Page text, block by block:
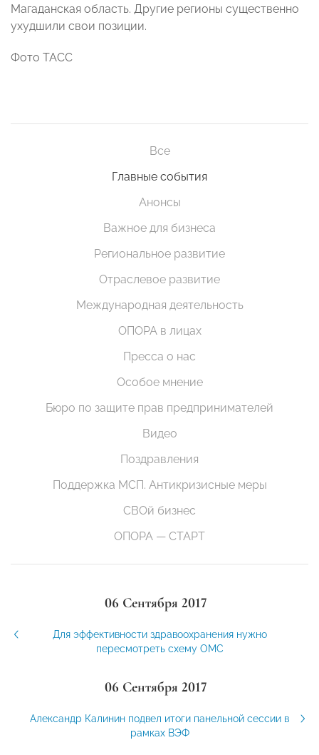
Магаданская область. Другие регионы существенно
ухудшили свои позиции.
Фото ТАСС
Все
Главные события
Анонсы
Важное для бизнеса
Региональное развитие
Отраслевое развитие
Международная деятельность
ОПОРА в лицах
Пресса о нас
Особое мнение
Бюро по защите прав предпринимателей
Видео
Поздравления
Поддержка МСП. Антикризисные меры
СВОй бизнес
ОПОРА — СТАРТ
06 Сентября 2017
Для эффективности здравоохранения нужно
пересмотреть схему ОМС
06 Сентября 2017
Александр Калинин подвел итоги панельной сессии в
рамках ВЭФ